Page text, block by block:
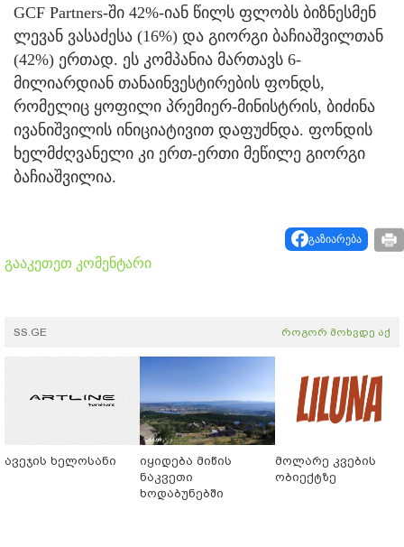
GCF Partners-ში 42%-იან წილს ფლობს ბიზნესმენ
ლევან ვასაძესა (16%) და გიორგი ბაჩიაშვილთან
(42%) ერთად. ეს კომპანია მართავს 6-
მილიარდიან თანაინვესტირების ფონდს,
რომელიც ყოფილი პრემიერ-მინისტრის, ბიძინა
ივანიშვილის ინიციატივით დაფუძნდა. ფონდის
ხელმძღვანელი კი ერთ-ერთი მეწილე გიორგი
ბაჩიაშვილია.
გაზიარება
გააკეთეთ კომენტარი
SS.GE როგორ მოხვდე აქ
ავეჯის ხელოსანი
იყიდება მიწის
ნაკვეთი
ხოდაბუნებში
მოლარე კვების
ობიექტზე